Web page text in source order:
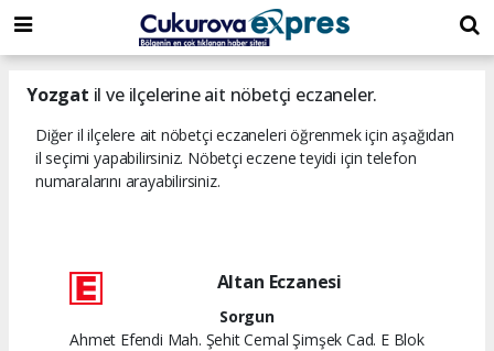
dini
chat
islami
chat
islami
sohbetler
Yozgat il ve ilçelerine ait nöbetçi eczaneler.
Diğer il ilçelere ait nöbetçi eczaneleri öğrenmek için aşağıdan
il seçimi yapabilirsiniz. Nöbetçi eczene teyidi için telefon
numaralarını arayabilirsiniz.
Altan Eczanesi
Sorgun
Ahmet Efendi Mah. Şehit Cemal Şimşek Cad. E Blok